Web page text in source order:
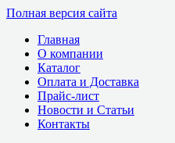
Полная версия сайта
Главная
О компании
Каталог
Оплата и Доставка
Прайс-лист
Новости и Статьи
Контакты